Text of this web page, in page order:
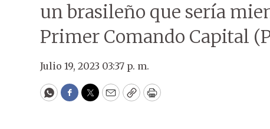
un brasileño que sería
Primer Comando Capital
Julio 19, 2023 03:37 p. m.
WhatsApp
Facebook
Twitter
EmailCopyPrint